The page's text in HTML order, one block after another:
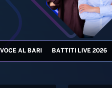
VOCE AL BARI BATTITI LIVE 2026